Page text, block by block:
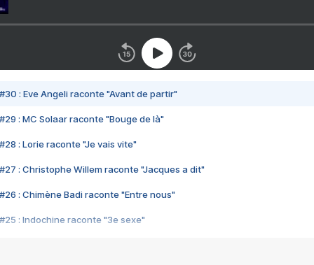
#30 : Eve Angeli raconte "Avant de partir"
#29 : MC Solaar raconte "Bouge de là"
#28 : Lorie raconte "Je vais vite"
#27 : Christophe Willem raconte "Jacques a dit"
#26 : Chimène Badi raconte "Entre nous"
#25 : Indochine raconte "3e sexe"